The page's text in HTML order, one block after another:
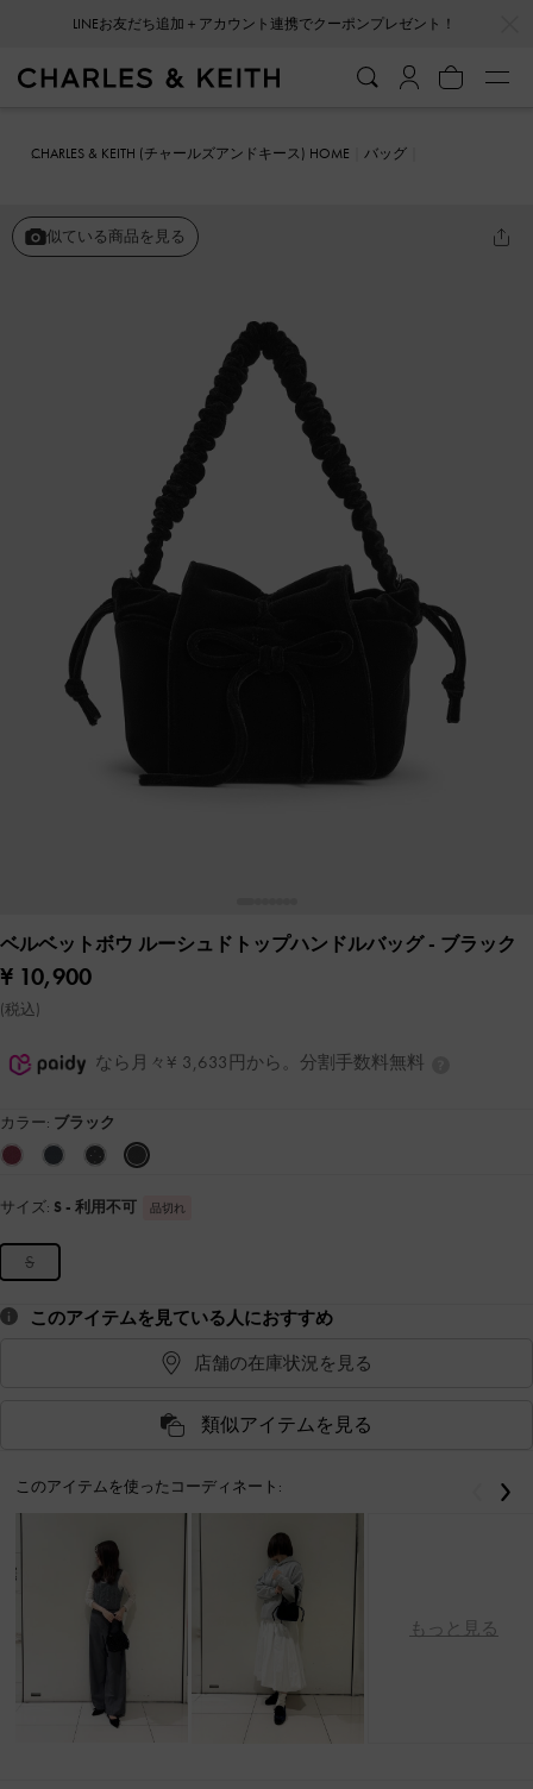
会員登録＋ニュースレター登録で10%OFFクーポンプレゼント！
CHARLES & KEITH (チャールズアンドキース) HOME
バッグ
似ている商品を見る
ベルベットボウ ルーシュドトップハンドルバッグ- ブラック
¥ 10,900
(税込)
なら月々¥ 3,633円から。分割手数料無料
カラー: ブラック
サイズ: S - 利用不可 品切れ
S
このアイテムを見ている人におすすめ
店舗の在庫状況を見る
類似アイテムを見る
このアイテムを使ったコーディネート:
もっと見る
戻る